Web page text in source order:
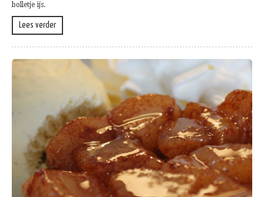
bolletje ijs.
Lees verder